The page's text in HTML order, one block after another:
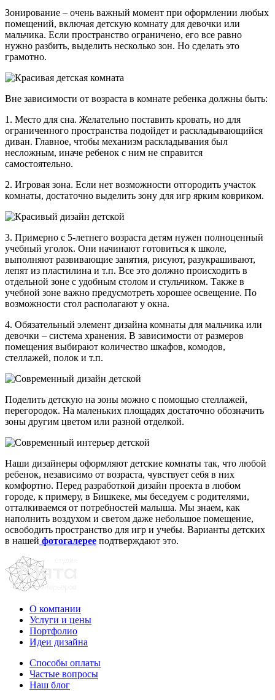
Зонирование – очень важный момент при оформлении любых
помещений, включая детскую комнату для девочки или
мальчика. Если пространство ограничено, его все равно
нужно разбить, выделить несколько зон. Но сделать это
грамотно.
Вне зависимости от возраста в комнате ребенка должны быть:
1. Место для сна. Желательно поставить кровать, но для
ограниченного пространства подойдет и раскладывающийся
диван. Главное, чтобы механизм раскладывания был
несложным, иначе ребенок с ним не справится
самостоятельно.
2. Игровая зона. Если нет возможности отгородить участок
комнаты, достаточно выделить зону для игр ярким ковриком.
3. Примерно с 5-летнего возраста детям нужен полноценный
учебный уголок. Они начинают готовиться к школе,
выполняют развивающие занятия, рисуют, разукрашивают,
лепят из пластилина и т.п. Все это должно происходить в
отдельной зоне с удобным столом и стульчиком. Также в
учебной зоне важно предусмотреть хорошее освещение. По
возможности стол располагают у окна.
4. Обязательный элемент дизайна комнаты для мальчика или
девочки – система хранения. В зависимости от размеров
помещения выбирают количество шкафов, комодов,
стеллажей, полок и т.п.
Поделить детскую на зоны можно с помощью стеллажей,
перегородок. На маленьких площадях достаточно обозначить
зоны другим цветом или разной отделкой.
Наши дизайнеры оформляют детские комнаты так, что любой
ребенок, независимо от возраста, чувствует себя в них
комфортно. Перед разработкой дизайн проекта в любом
городе, к примеру, в Бишкеке, мы беседуем с родителями,
отталкиваемся от потребностей малыша. Мы знаем, как
наполнить воздухом и светом даже небольшое помещение,
освободить пространство для игр и учебы. Варианты детских
в нашей фотогалерее подтверждают это.
О компании
Услуги и цены
Портфолио
Идеи дизайна
Способы оплаты
Частые вопросы
Наш блог